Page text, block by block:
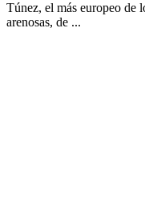
Túnez, el más europeo de
arenosas, de ...